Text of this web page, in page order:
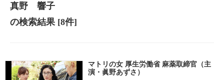
真野 響子
の検索結果[8件]
マトリの女 厚生労働省 麻薬取締官（主
演・眞野あずさ）